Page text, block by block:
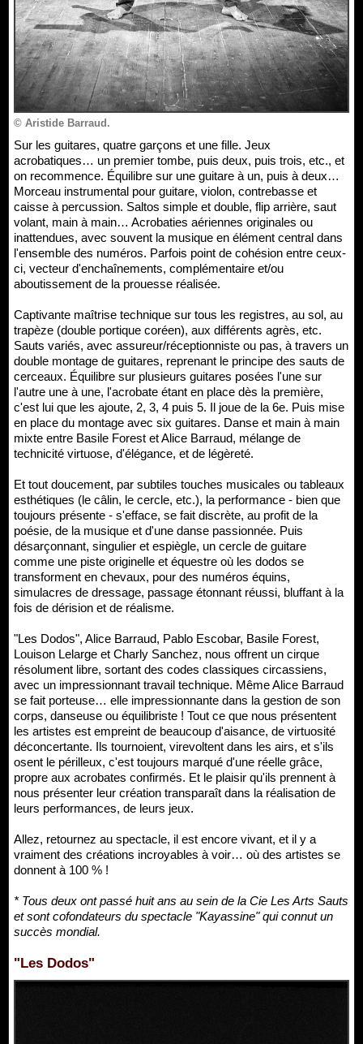
© Aristide Barraud.
Sur les guitares, quatre garçons et une fille. Jeux
acrobatiques… un premier tombe, puis deux, puis trois, etc., et
on recommence. Équilibre sur une guitare à un, puis à deux…
Morceau instrumental pour guitare, violon, contrebasse et
caisse à percussion. Saltos simple et double, flip arrière, saut
volant, main à main… Acrobaties aériennes originales ou
inattendues, avec souvent la musique en élément central dans
l'ensemble des numéros. Parfois point de cohésion entre ceux-
ci, vecteur d'enchaînements, complémentaire et/ou
aboutissement de la prouesse réalisée.
Captivante maîtrise technique sur tous les registres, au sol, au
trapèze (double portique coréen), aux différents agrès, etc.
Sauts variés, avec assureur/réceptionniste ou pas, à travers un
double montage de guitares, reprenant le principe des sauts de
cerceaux. Équilibre sur plusieurs guitares posées l'une sur
l'autre une à une, l'acrobate étant en place dès la première,
c'est lui que les ajoute, 2, 3, 4 puis 5. Il joue de la 6e. Puis mise
en place du montage avec six guitares. Danse et main à main
mixte entre Basile Forest et Alice Barraud, mélange de
technicité virtuose, d'élégance, et de légèreté.
Et tout doucement, par subtiles touches musicales ou tableaux
esthétiques (le câlin, le cercle, etc.), la performance - bien que
toujours présente - s'efface, se fait discrète, au profit de la
poésie, de la musique et d'une danse passionnée. Puis
désarçonnant, singulier et espiègle, un cercle de guitare
comme une piste originelle et équestre où les dodos se
transforment en chevaux, pour des numéros équins,
simulacres de dressage, passage étonnant réussi, bluffant à la
fois de dérision et de réalisme.
"Les Dodos", Alice Barraud, Pablo Escobar, Basile Forest,
Louison Lelarge et Charly Sanchez, nous offrent un cirque
résolument libre, sortant des codes classiques circassiens,
avec un impressionnant travail technique. Même Alice Barraud
se fait porteuse… elle impressionnante dans la gestion de son
corps, danseuse ou équilibriste ! Tout ce que nous présentent
les artistes est empreint de beaucoup d'aisance, de virtuosité
déconcertante. Ils tournoient, virevoltent dans les airs, et s'ils
osent le périlleux, c'est toujours marqué d'une réelle grâce,
propre aux acrobates confirmés. Et le plaisir qu'ils prennent à
nous présenter leur création transparaît dans la réalisation de
leurs performances, de leurs jeux.
Allez, retournez au spectacle, il est encore vivant, et il y a
vraiment des créations incroyables à voir… où des artistes se
donnent à 100 % !
* Tous deux ont passé huit ans au sein de la Cie Les Arts Sauts
et sont cofondateurs du spectacle "Kayassine" qui connut un
succès mondial.
"Les Dodos"